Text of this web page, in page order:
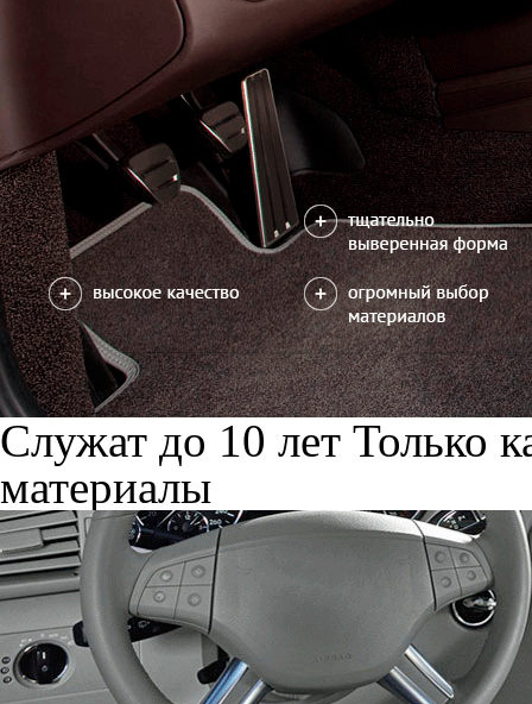
Служат до 10 лет Только
материалы